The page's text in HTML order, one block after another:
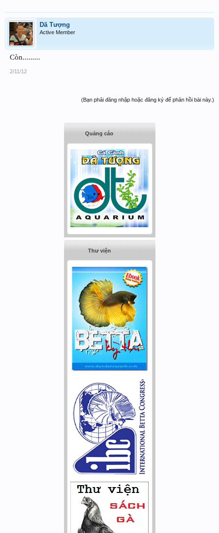
Dã Tượng
Active Member
Còn.........
2/11/12
(Bạn phải đăng nhập hoặc đăng ký để phản hồi bài này.)
Quảng cáo
Thư viện